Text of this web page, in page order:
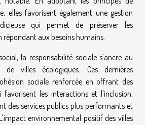
elles favorisent également une gestion
qui permet de préserver les
répondant aux besoins humains.
la responsabilité sociale s'ancre au
villes écologiques. Ces dernières
sociale renforcée en offrant des
favorisent les interactions et l'inclusion,
des services publics plus performants et
environnemental positif des villes